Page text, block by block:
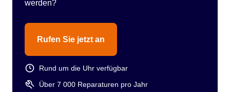
werden?
Rufen Sie jetzt an
Rund um die Uhr verfügbar
Über 7 000 Reparaturen pro Jahr